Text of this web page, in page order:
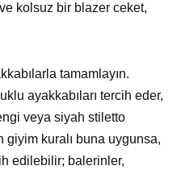
kolsuz bir blazer ceket,
tamamlayın.
ayakkabıları tercih eder,
veya siyah stiletto
giyim kuralı buna uygunsa,
edilebilir; balerinler,